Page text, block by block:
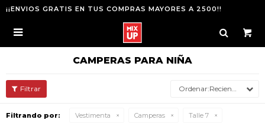
¡¡ENVIOS GRATIS EN TUS COMPRAS MAYORES A 2500!!

CAMPERAS PARA NIÑA
Recientes
Filtrando por: Vestimenta Camperas Talle 7